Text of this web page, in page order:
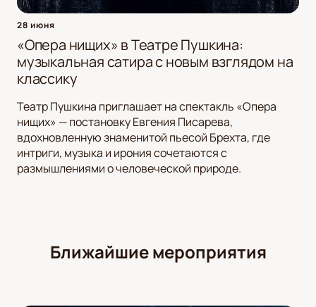
28 июня
«Опера нищих» в Театре Пушкина:
музыкальная сатира с новым взглядом на
классику
Театр Пушкина приглашает на спектакль «Опера
нищих» — постановку Евгения Писарева,
вдохновленную знаменитой пьесой Брехта, где
интриги, музыка и ирония сочетаются с
размышлениями о человеческой природе.
Ближайшие мероприятия